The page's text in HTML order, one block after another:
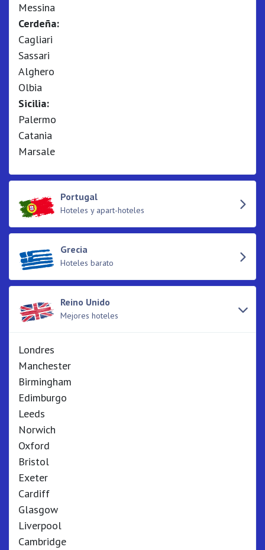
Messina
Cerdeña:
Cagliari
Sassari
Alghero
Olbia
Sicilia:
Palermo
Catania
Marsale
Portugal
Hoteles y apart-hoteles
Grecia
Hoteles barato
Reino Unido
Mejores hoteles
Londres
Manchester
Birmingham
Edimburgo
Leeds
Norwich
Oxford
Bristol
Exeter
Cardiff
Glasgow
Liverpool
Cambridge